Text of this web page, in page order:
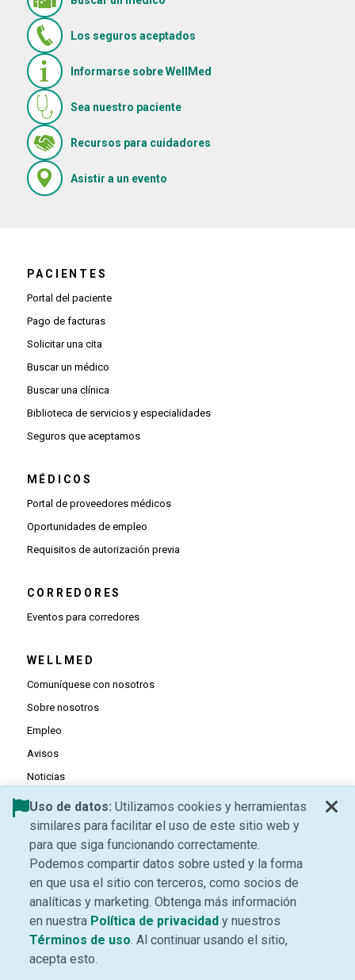
Los seguros aceptados
Informarse sobre WellMed
Sea nuestro paciente
Recursos para cuidadores(Se abre en una ventana
Asistir a un evento(Se abre en una ventana nueva)
PACIENTES
Portal del paciente
Pago de facturas
Solicitar una cita
Buscar un médico
Buscar una clínica
Biblioteca de servicios y especialidades
Seguros que aceptamos
MÉDICOS
Portal de proveedores médicos(Se abre una ventana nueva)
Oportunidades de empleo(Se abre una ventana nueva)
Requisitos de autorización previa(Se abre una ventana nueva)
CORREDORES
Eventos para corredores
WELLMED
Comuníquese con nosotros
Sobre nosotros
Empleo
Avisos
Noticias
Mapa del sitio
RECURSOS
Blog
Asistencia para la Seguridad Financiera
Políticas sobre cobertura médica
Página de información sobre Medicare
Uso de datos: Utilizamos cookies y herramientas
similares para facilitar el uso de este sitio web y
para que siga funcionando correctamente.
Podemos compartir datos sobre usted y la forma
en que usa el sitio con terceros, como socios de
analíticas y marketing. Obtenga más información
en nuestra Política de privacidad(Se abre una ventana
y nuestros
Términos de uso (Se abre una ventana nueva)
. Al continuar usando el sitio,
acepta esto.